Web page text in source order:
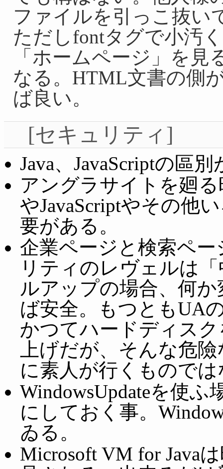
ファイルを引っこ抜い
ただしfontタグで小汚
「ホームページ」を
なる。HTML文書の側
ば良い。
[セキュリティ]
Java、JavaScriptの區
アングラサイトを廻
やJavaScriptやその他
要がある。
企業ページと検索ペ
リティのレヴェルは
ルアップの場合、何
ば安全。もつともUA
かつてハードディス
上げだが、そんな危
に素人が行くもので
WindowsUpdateを使
にしておく事。
ゐる。
Microsoft VM for Java